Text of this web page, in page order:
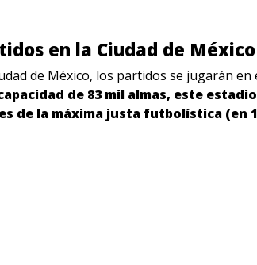
en la Ciudad de México
de México, los partidos se jugarán
de 83 mil almas, este
de la máxima justa futbolística (en